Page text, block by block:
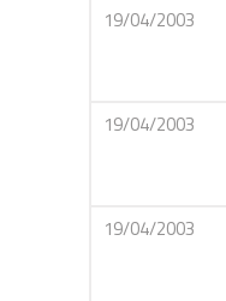
19/04/2003
19/04/2003
19/04/2003